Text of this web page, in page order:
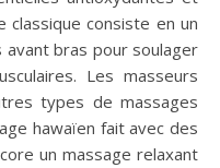
classique consiste en un
bras pour soulager
Les masseurs
types de massages
hawaïen fait avec des
un massage relaxant